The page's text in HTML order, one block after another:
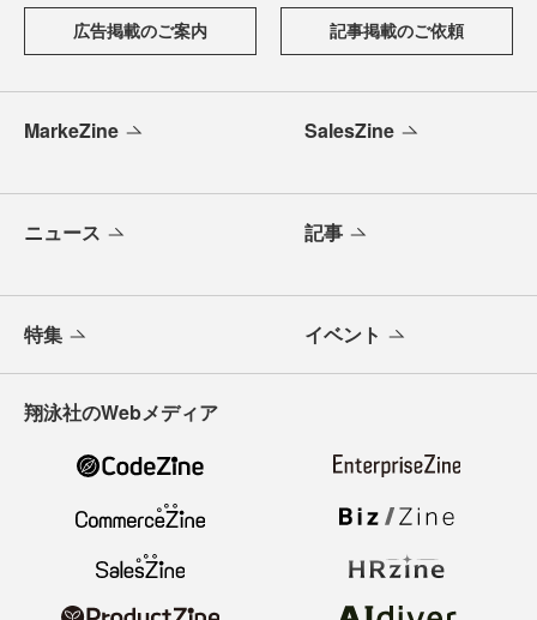
広告掲載のご案内 記事掲載のご依頼
MarkeZine SalesZine
ニュース 記事
特集 イベント
翔泳社のWebメディア